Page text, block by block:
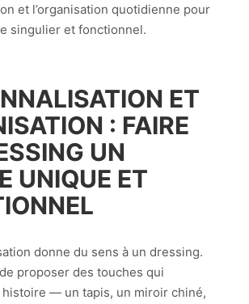
et l’organisation quotidienne pour
singulier et fonctionnel.
ET
: FAIRE
UN
UNIQUE ET
donne du sens à un dressing.
de proposer des touches qui
— un tapis, un miroir chiné,